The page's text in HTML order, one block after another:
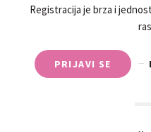
Registracija je brza i
PRIJAVI SE